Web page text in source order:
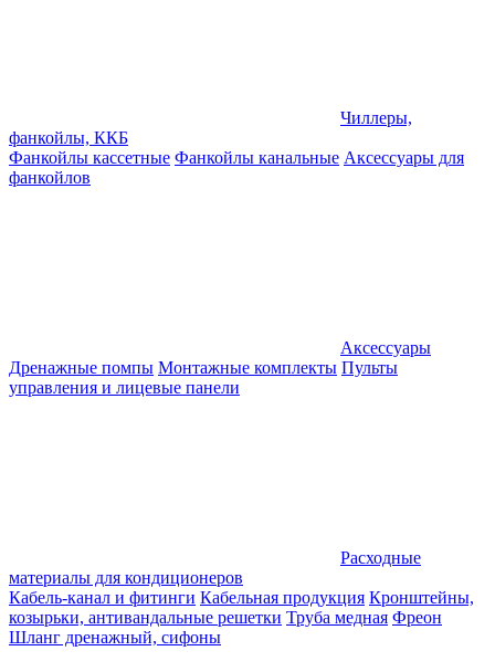
Чиллеры,
фанкойлы, ККБ
Фанкойлы кассетные Фанкойлы канальные Аксессуары для
фанкойлов
Аксессуары
Дренажные помпы Монтажные комплекты Пульты
управления и лицевые панели
Расходные
материалы для кондиционеров
Кабель-канал и фитинги Кабельная продукция Кронштейны,
козырьки, антивандальные решетки Труба медная Фреон
Шланг дренажный, сифоны